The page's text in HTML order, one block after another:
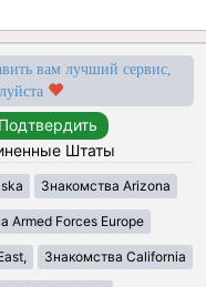
вам лучший сервис,
Штаты
Знакомства Arizona
Armed Forces Europe
Знакомства California